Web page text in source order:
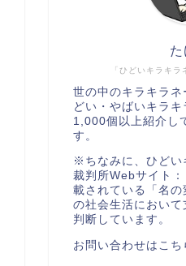
「ひどいキラキ
た
世の中のキラキラ
どい・やばいキラ
1,000個以上紹介し
す。
※ちなみに、ひどい
裁判所Webサイト：
載されている「名の
の社会生活におい
判断しています。
お問い合わせはこち